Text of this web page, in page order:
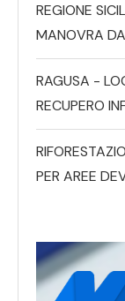
REGIONE
MANOVRA
RAGUSA -
RECUPERO
PER AREE